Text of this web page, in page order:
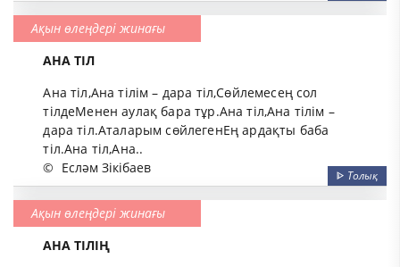
Ақын өлеңдері жинағы
АНА ТІЛ
Ана тіл,Ана тілім – дара тіл,Сөйлемесең сол
тілдеМенен аулақ бара тұр.Ана тіл,Ана тілім –
дара тіл.Аталарым сөйлегенЕң ардақты баба
тіл.Ана тіл,Ана..
© Есләм Зікібаев ᐈ Толық
Ақын өлеңдері жинағы
АНА ТІЛІҢ